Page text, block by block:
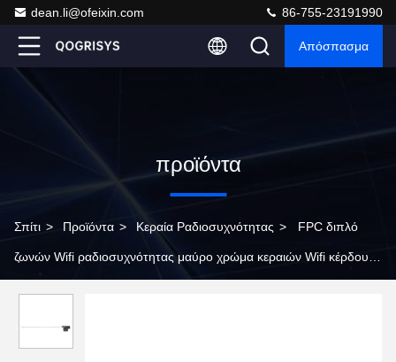
dean.li@ofeixin.com 86-755-23191990
Απόσπασμα
προϊόντα
Σπίτι > Προϊόντα > Κεραία Ραδιοσυχνότητας > FPC διπλό
ζωνών Wifi ραδιοσυχνότητας μαύρο χρώμα κεραιών Wifi κέρδους